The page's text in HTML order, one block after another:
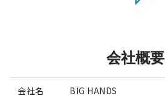
会社概要
会社名 BIG HANDS